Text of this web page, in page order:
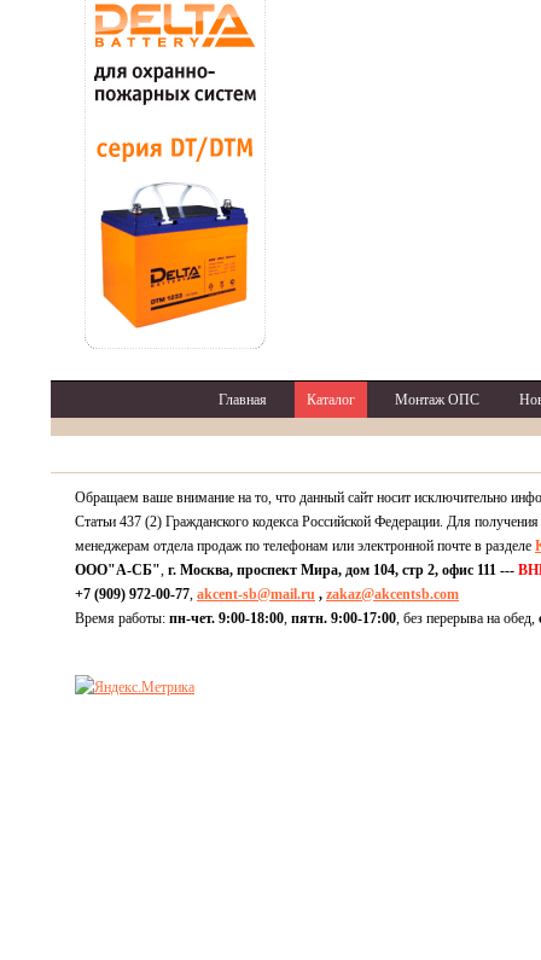
Главная Каталог Монтаж ОПС
Обращаем ваше внимание на то, что данный сайт носит исключительно
Статьи 437 (2) Гражданского кодекса Российской Федерации. Для
менеджерам отдела продаж по телефонам или электронной почте в разделе
ООО"А-СБ", г. Москва, проспект Мира, дом 104, стр 2, офис 111 ---
+7 (909) 972-00-77, akcent-sb@mail.ru , zakaz@akcentsb.com
Время работы: пн-чет. 9:00-18:00, пятн. 9:00-17:00, без перерыва на обед,